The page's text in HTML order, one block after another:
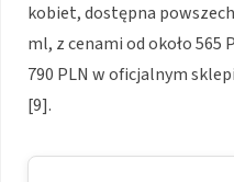
kobiet, dostępna
ml, z cenami od około 565
790 PLN w oficjalnym
[9].